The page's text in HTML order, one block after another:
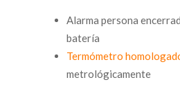
Alarma persona
batería
Termómetro
metrológicamente